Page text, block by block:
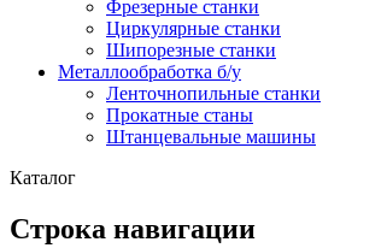
Фрезерные станки
Циркулярные станки
Шипорезные станки
Металлообработка б/у
Ленточнопильные станки
Прокатные станы
Штанцевальные машины
Каталог
Строка навигации